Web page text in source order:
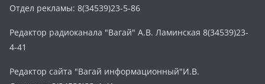
Отдел рекламы: 8(34539)23-5-86
Редактор радиоканала "Вагай" А.В. Ламинская 8(34539)23-
4-41
Редактор сайта "Вагай информационный"И.В.